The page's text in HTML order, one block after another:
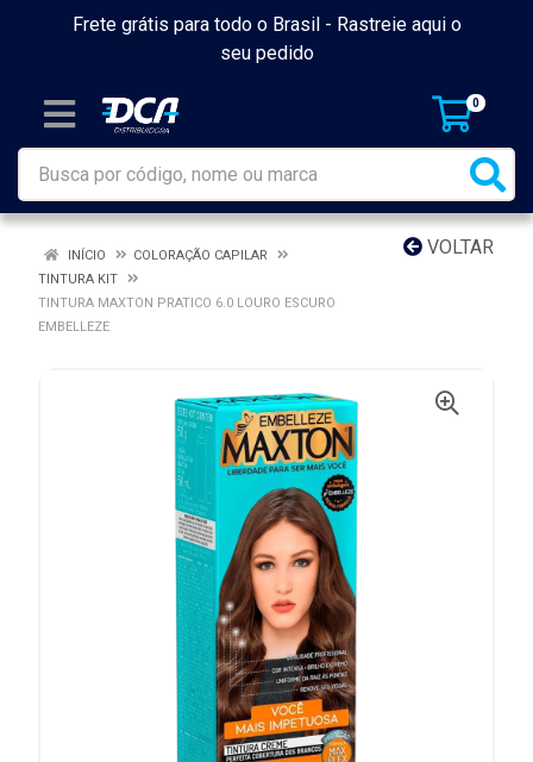
Frete grátis para todo o Brasil - Rastreie aqui o
seu pedido
0
VOLTAR
INÍCIO
COLORAÇÃO CAPILAR
TINTURA KIT
TINTURA MAXTON PRATICO 6.0 LOURO ESCURO
EMBELLEZE